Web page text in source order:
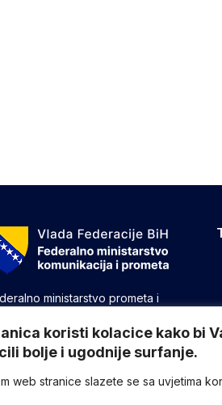
koristi kolacice kako bi
bolje i ugodnije surfanje.
web stranice slazete se sa uvjetima
ministarstvo prometa i
poslove utvrđene zakonom koji
odnose na ostvarivanje nadležnosti
u oblasti prometa i